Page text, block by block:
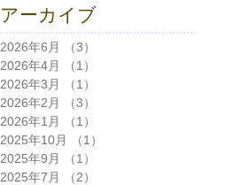
アーカイブ
2026年6月 （3）
2026年4月
（1）
2026年3月
（1）
2026年2月
（3）
2026年1月
（1）
2025年10月
（1）
2025年9月
（1）
2025年7月
（2）